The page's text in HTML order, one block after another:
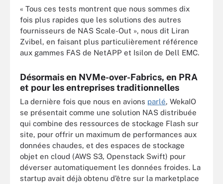
« Tous ces tests montrent que nous sommes dix
fois plus rapides que les solutions des autres
fournisseurs de NAS Scale-Out », nous dit Liran
Zvibel, en faisant plus particulièrement référence
aux gammes FAS de NetAPP et Isilon de Dell EMC.
Désormais en NVMe-over-Fabrics, en PRA
et pour les entreprises traditionnelles
La dernière fois que nous en avions parlé, WekaIO
se présentait comme une solution NAS distribuée
qui combine des ressources de stockage Flash sur
site, pour offrir un maximum de performances aux
données chaudes, et des espaces de stockage
objet en cloud (AWS S3, Openstack Swift) pour
déverser automatiquement les données froides. La
startup avait déjà obtenu d’être sur la marketplace